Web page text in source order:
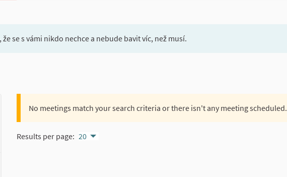
se s vámi nikdo nechce a nebude bavit víc, než musí.
No meetings match your search criteria or there isn't any meeting scheduled.
Results per page: 20